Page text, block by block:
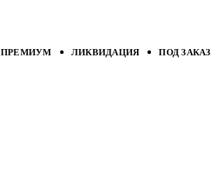
ПРЕМИУМ ЛИКВИДАЦИЯ ПОД ЗАКАЗ